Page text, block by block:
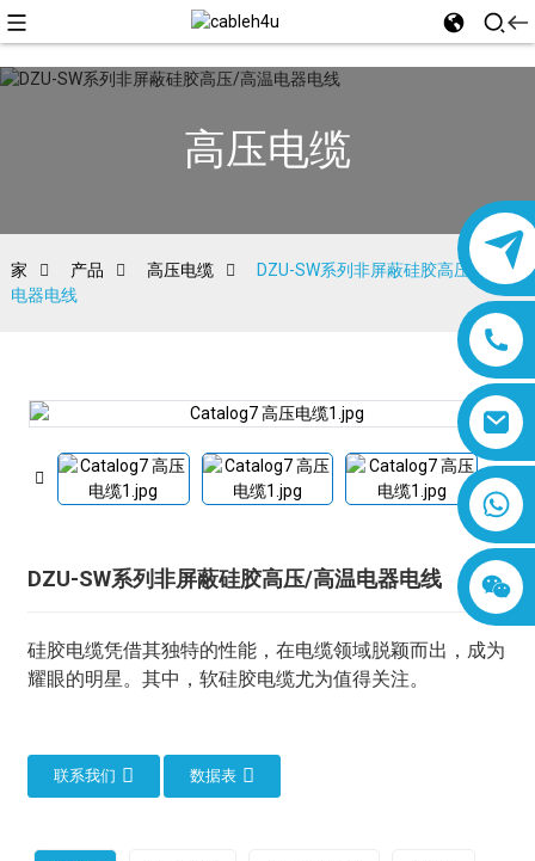
8618019377761
高压电缆
家 产品 高压电缆
DZU-SW系列非屏蔽硅胶高压/高温
电器电线
DZU-SW系列非屏蔽硅胶高压/高温电器电线
硅胶电缆凭借其独特的性能，在电缆领域脱颖而出，成为
耀眼的明星。其中，软硅胶电缆尤为值得关注。
联系我们 数据表